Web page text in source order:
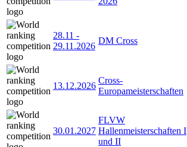
28.11 -
29.11.2026
DM Cross
13.12.2026
Cross-
Europameisterschaften
30.01.2027
FLVW
Hallenmeisterschaften I
und II